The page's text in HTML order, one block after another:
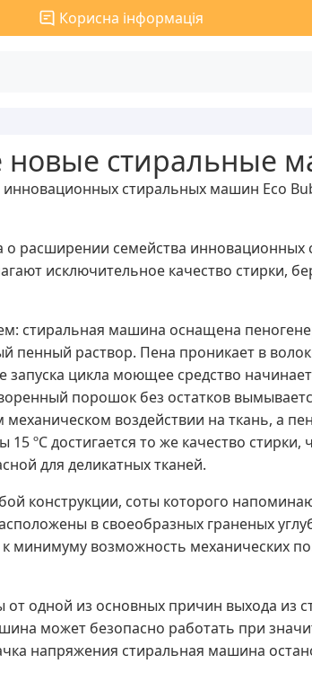
Корисна інформація
новые стиральные
стиральных машин Eco
расширении семейства
исключительное качество стирки,
стиральная машина оснащена
раствор. Пена проникает в
цикла моющее средство
порошок без остатков
воздействии на ткань, а
ºC достигается то же качество
для деликатных тканей.
конструкции, соты которого
в своеобразных граненых
минимуму возможность механических
одной из основных причин выхода из
может безопасно работать при
напряжения стиральная машина